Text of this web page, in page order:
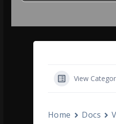
View
Home Docs